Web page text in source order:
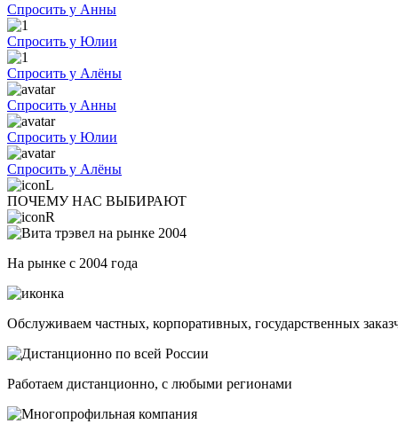
Спросить у Анны
Спросить у Юлии
Спросить у Алёны
Спросить у Анны
Спросить у Юлии
Спросить у Алёны
ПОЧЕМУ НАС ВЫБИРАЮТ
На рынке с 2004 года
Обслуживаем частных, корпоративных, государственных
Работаем дистанционно, с любыми регионами